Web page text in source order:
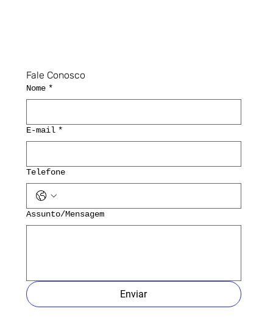
Fale Conosco
Nome *
E-mail *
Telefone
Assunto/Mensagem
Enviar